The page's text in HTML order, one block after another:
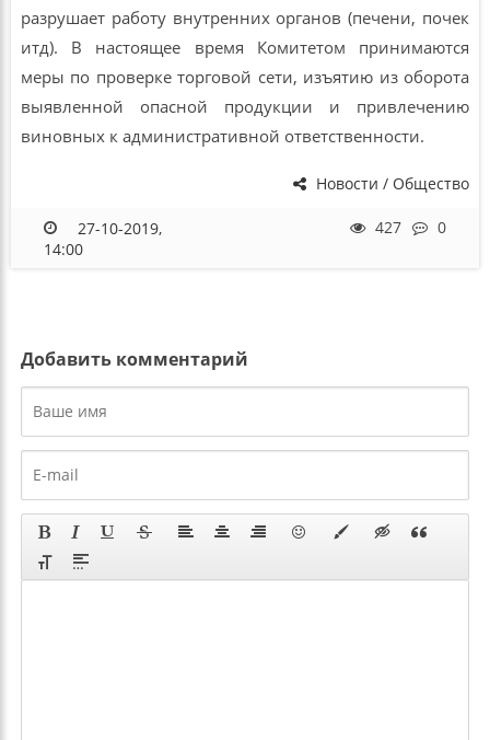
разрушает работу внутренних органов (печени, почек
итд). В настоящее время Комитетом принимаются
меры по проверке торговой сети, изъятию из оборота
выявленной опасной продукции и привлечению
виновных к административной ответственности.
Новости / Общество
427 0
27-10-2019,
14:00
Добавить комментарий